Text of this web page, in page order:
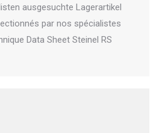
ausgesuchte Lagerartikel
par nos spécialistes
Data Sheet Steinel RS